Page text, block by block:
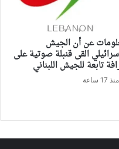
عن أن الجيش
القى قنبلة صوتية على
تابعة للجيش اللبناني
منذ 17 ساعة